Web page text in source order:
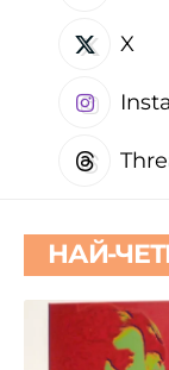
X
НАЙ-